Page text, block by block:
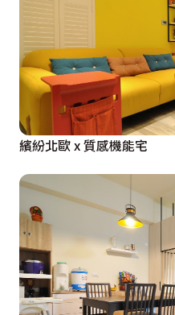
繽紛北歐 x 質感機能宅